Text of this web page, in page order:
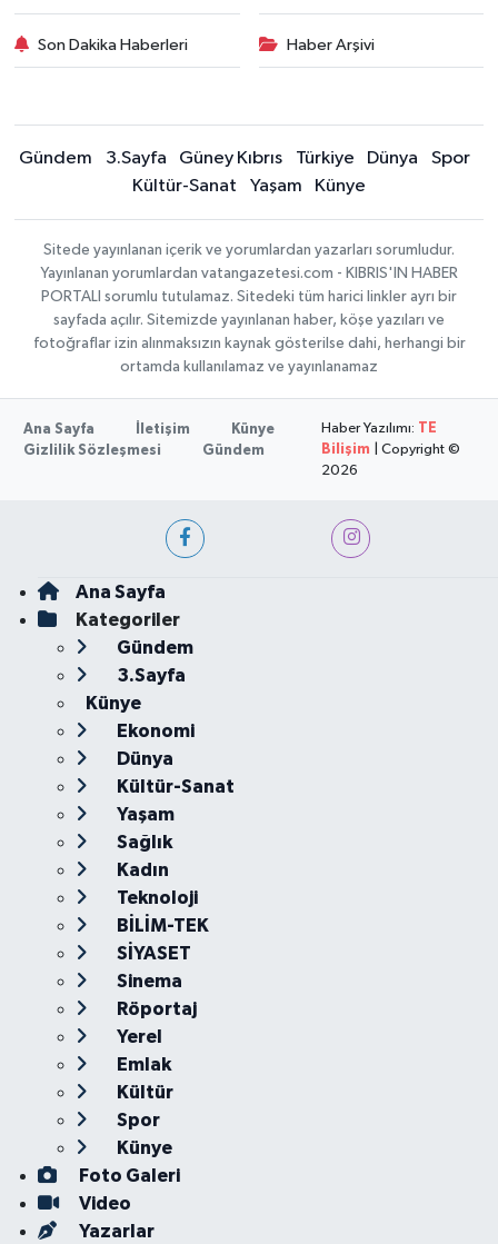
Son Dakika Haberleri Haber Arşivi
Gündem 3.Sayfa Güney Kıbrıs Türkiye Dünya
Spor
Kültür-Sanat
Yaşam Künye
Sitede yayınlanan içerik ve yorumlardan yazarları sorumludur.
Yayınlanan yorumlardan vatangazetesi.com - KIBRIS'IN HABER
PORTALI sorumlu tutulamaz. Sitedeki tüm harici linkler ayrı bir
sayfada açılır. Sitemizde yayınlanan haber, köşe yazıları ve
fotoğraflar izin alınmaksızın kaynak gösterilse dahi, herhangi bir
ortamda kullanılamaz ve yayınlanamaz
Ana Sayfa İletişim
Künye
Gizlilik Sözleşmesi
Gündem
Haber Yazılımı: TE
Bilişim | Copyright ©
2026
Ana Sayfa
Kategoriler
Gündem
3.Sayfa
Künye
Ekonomi
Dünya
Kültür-Sanat
Yaşam
Sağlık
Kadın
Teknoloji
BİLİM-TEK
SİYASET
Sinema
Röportaj
Yerel
Emlak
Kültür
Spor
Künye
Foto Galeri
Video
Yazarlar